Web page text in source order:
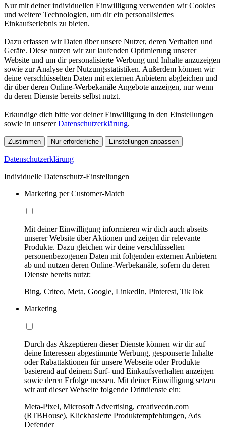
Nur mit deiner individuellen Einwilligung verwenden wir Cookies
und weitere Technologien, um dir ein personalisiertes
Einkaufserlebnis zu bieten.
Dazu erfassen wir Daten über unsere Nutzer, deren Verhalten und
Geräte. Diese nutzen wir zur laufenden Optimierung unserer
Website und um dir personalisierte Werbung und Inhalte anzuzeigen
sowie zur Analyse der Nutzungsstatistiken. Außerdem können wir
deine verschlüsselten Daten mit externen Anbietern abgleichen und
dir über deren Online-Werbekanäle Angebote anzeigen, nur wenn
du deren Dienste bereits selbst nutzt.
Erkundige dich bitte vor deiner Einwilligung in den Einstellungen
sowie in unsererDatenschutzerklärung.
Zustimmen Nur erforderliche Einstellungen anpassen
Datenschutzerklärung
Individuelle Datenschutz-Einstellungen
Marketing per Customer-Match
Mit deiner Einwilligung informieren wir dich auch abseits
unserer Website über Aktionen und zeigen dir relevante
Produkte. Dazu gleichen wir deine verschlüsselten
personenbezogenen Daten mit folgenden externen Anbietern
ab und nutzen deren Online-Werbekanäle, sofern du deren
Dienste bereits nutzt:
Bing, Criteo, Meta, Google, LinkedIn, Pinterest, TikTok
Marketing
Durch das Akzeptieren dieser Dienste können wir dir auf
deine Interessen abgestimmte Werbung, gesponserte Inhalte
oder Rabattaktionen für unsere Webseite oder Produkte
basierend auf deinem Surf- und Einkaufsverhalten anzeigen
sowie deren Erfolge messen. Mit deiner Einwilligung setzen
wir auf dieser Webseite folgende Drittdienste ein:
Meta-Pixel, Microsoft Advertising, creativecdn.com
(RTBHouse), Klickbasierte Produktempfehlungen, Ads
Defender